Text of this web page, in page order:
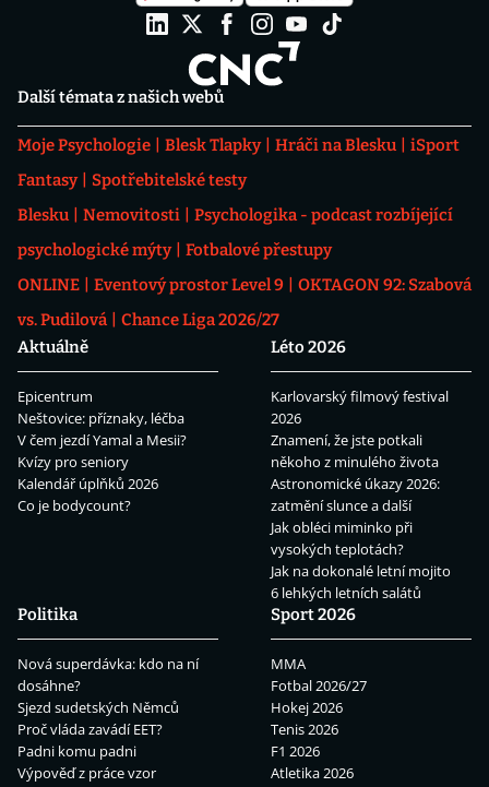
Další témata z našich webů
Moje Psychologie Blesk Tlapky Hráči na Blesku
iSport
Fantasy
Spotřebitelské testy
Blesku
Nemovitosti
Psychologika - podcast rozbíjející
psychologické mýty
Fotbalové přestupy
ONLINE
Eventový prostor Level 9
OKTAGON 92: Szabová
vs. Pudilová
Chance Liga 2026/27
Aktuálně
Epicentrum
Neštovice: příznaky, léčba
V čem jezdí Yamal a Mesii?
Kvízy pro seniory
Kalendář úplňků 2026
Co je bodycount?
Léto 2026
Karlovarský filmový festival
2026
Znamení, že jste potkali
někoho z minulého života
Astronomické úkazy 2026:
zatmění slunce a další
Jak obléci miminko při
vysokých teplotách?
Jak na dokonalé letní mojito
6 lehkých letních salátů
Politika
Nová superdávka: kdo na ní
dosáhne?
Sjezd sudetských Němců
Proč vláda zavádí EET?
Padni komu padni
Výpověď z práce vzor
Sport 2026
MMA
Fotbal 2026/27
Hokej 2026
Tenis 2026
F1 2026
Atletika 2026